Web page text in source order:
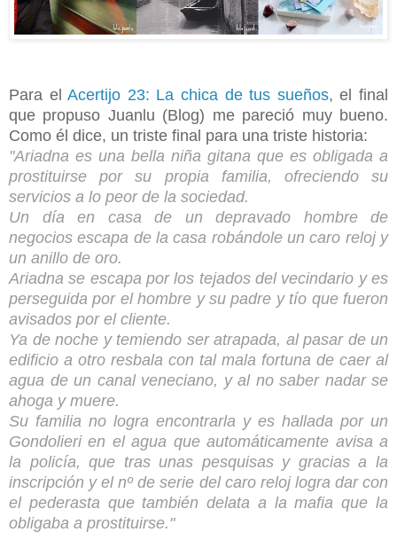
Para elAcertijo 23: La chica de tus sueños, el final
que propuso Juanlu (Blog) me pareció muy bueno.
Como él dice, un triste final para una triste historia:
"Ariadna es una bella niña gitana que es obligada a
prostituirse por su propia familia, ofreciendo su
servicios a lo peor de la sociedad.
Un día en casa de un depravado hombre de
negocios escapa de la casa robándole un caro reloj y
un anillo de oro.
Ariadna se escapa por los tejados del vecindario y es
perseguida por el hombre y su padre y tío que fueron
avisados por el cliente.
Ya de noche y temiendo ser atrapada, al pasar de un
edificio a otro resbala con tal mala fortuna de caer al
agua de un canal veneciano, y al no saber nadar se
ahoga y muere.
Su familia no logra encontrarla y es hallada por un
Gondolieri en el agua que automáticamente avisa a
la policía, que tras unas pesquisas y gracias a la
inscripción y el nº de serie del caro reloj logra dar con
el pederasta que también delata a la mafia que la
obligaba a prostituirse."